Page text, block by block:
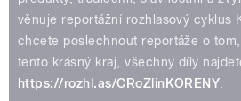
věnuje reportážní rozhlasový cyklus
chcete poslechnout reportáže o
tento krásný kraj, všechny díly
https://rozhl.as/CRoZlinKORENY